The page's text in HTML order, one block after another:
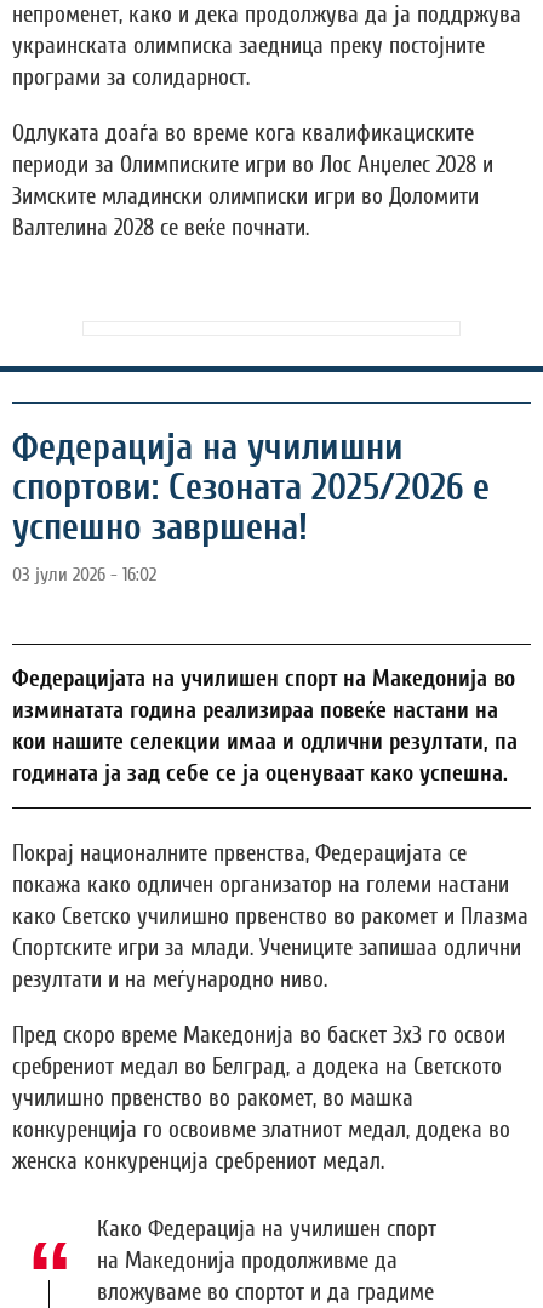
непроменет, како и дека продолжува да ја поддржува
украинската олимписка заедница преку постојните
програми за солидарност.
Одлуката доаѓа во време кога квалификациските
периоди за Олимписките игри во Лос Анџелес 2028 и
Зимските младински олимписки игри во Доломити
Валтелина 2028 се веќе почнати.
Федерација на училишни
спортови: Сезоната 2025/2026 е
успешно завршена!
03 јули 2026 - 16:02
Федерацијата на училишен спорт на Македонија во
изминатата година реализираа повеќе настани на
кои нашите селекции имаа и одлични резултати, па
годината ја зад себе се ја оценуваат како успешна.
Покрај националните првенства, Федерацијата се
покажа како одличен организатор на големи настани
како Светско училишно првенство во ракомет и Плазма
Спортските игри за млади. Учениците запишаа одлични
резултати и на меѓународно ниво.
Пред скоро време Македонија во баскет 3х3 го освои
сребрениот медал во Белград, а додека на Светското
училишно првенство во ракомет, во машка
конкуренција го освоивме златниот медал, додека во
женска конкуренција сребрениот медал.
Како Федерација на училишен спорт
на Македонија продолживме да
вложуваме во спортот и да градиме